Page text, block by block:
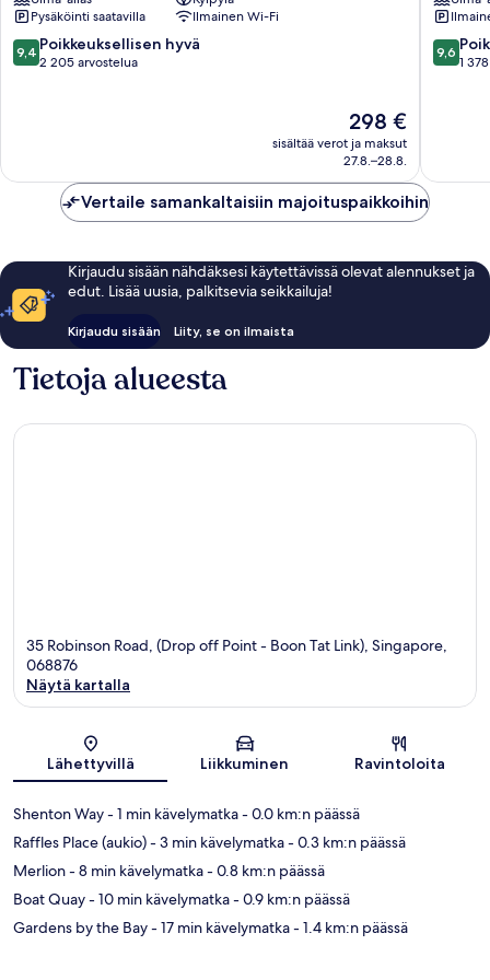
BayPysäköinti saatavilla
Ilmainen Wi-Fi
9.4
kautta
9,4 Poikkeuksellisen hyvä
2 205 arvostelua
Hinta
on
298 €
298 €
sisältää verot ja maksut
27.8.–28.8.
keskusta
9.6
kautta
9,6
1
Vertaile samankaltaisiin majoituspaikkoihin
Kirjaudu sisään nähdäksesi käytettävissä olevat alennukset ja
edut. Lisää uusia, palkitsevia seikkailuja!
Kirjaudu sisään Liity, se on ilmaista
Tietoja alueesta
35 Robinson Road, (Drop off Point - Boon Tat Link), Singapore,
068876
Näytä kartalla
Lähettyvillä Liikkuminen Ravintoloita
Shenton Way- 1 min kävelymatka- 0.0 km:n päässä
Raffles Place (aukio)- 3 min kävelymatka- 0.3 km:n päässä
Merlion- 8 min kävelymatka- 0.8 km:n päässä
Boat Quay- 10 min kävelymatka- 0.9 km:n päässä
Gardens by the Bay- 17 min kävelymatka- 1.4 km:n päässä